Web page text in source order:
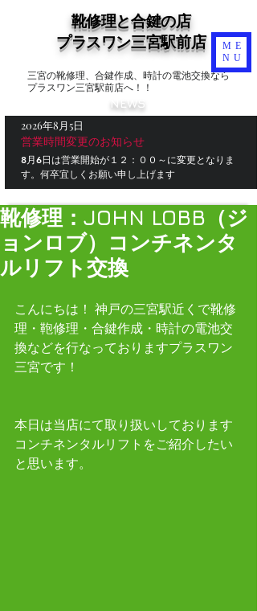
三宮の靴修理、合鍵作成、時計の電池交換なら
プラスワン三宮駅前店へ！！
NEWS
2026年8月5日
営業時間変更のお知らせ
8月6日は営業開始が１２：００～に変更となりま
す。何卒宜しくお願い申し上げます
靴修理と合鍵の店
​プラスワン三宮駅前店
ME
NU
靴修理：JOHN LOBB（ジ
ョンロブ）コンチネンタ
ルリフト交換
こんにちは！ 神戸の三宮駅近くで靴修
理・鞄修理・合鍵作成・時計の電池交
換などを行なっておりますプラスワン
三宮です！
本日は当店にて取り扱いしております
コンチネンタルリフトをご紹介したい
と思います。